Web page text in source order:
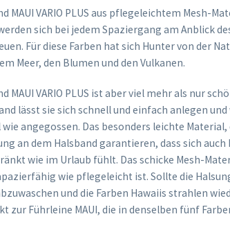
MAUI VARIO PLUS aus pflegeleichtem Mesh-
sich bei jedem Spaziergang am Anblick
Für diese Farben hat sich Hunter von der
Meer, den Blumen und den Vulkanen.
MAUI VARIO PLUS ist aber viel mehr als nur
lässt sie sich schnell und einfach anlegen
wie angegossen. Das besonders leichte
an dem Halsband garantieren, dass sich auch
wie im Urlaub fühlt. Das schicke Mesh-
wie pflegeleicht ist. Sollte die
und die Farben Hawaiis strahlen
zur Führleine MAUI, die in denselben fünf